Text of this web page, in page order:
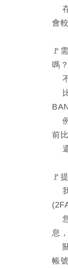
存
會
🚩
嗎？
不
比
例
前
還
🚩
我
您
息
關
帳